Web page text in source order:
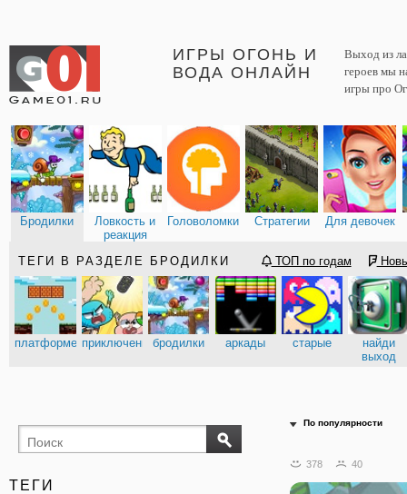
ИГРЫ ОГОНЬ И
ВОДА ОНЛАЙН
Выход из
героев мы
игры про
Бродилки
Ловкость и
реакция
Головоломки Стратегии Для девочек
ТЕГИ В РАЗДЕЛЕ БРОДИЛКИ ТОП по годам
платформерыприключениябродилки аркады старые
найди
выход
ТЕГИ
По популярности
378 40